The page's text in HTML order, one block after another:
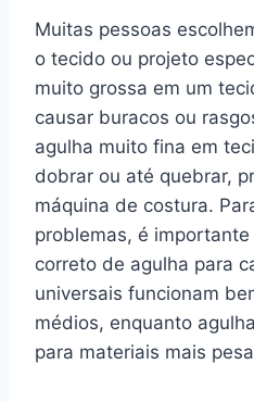
Muitas pessoas
o tecido ou projeto
muito grossa em um
causar buracos ou
agulha muito fina em
dobrar ou até quebrar,
máquina de costura.
problemas, é
correto de agulha para
universais funcionam
médios, enquanto
para materiais mais